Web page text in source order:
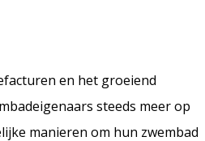
en het groeiend
steeds meer op
manieren om hun zwembad